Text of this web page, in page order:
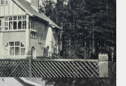
ул.Нахимова №5 и №7
инициативы, образец
наследия колонии вилл
- виллы «близнецы» в
р-он Отрадное.